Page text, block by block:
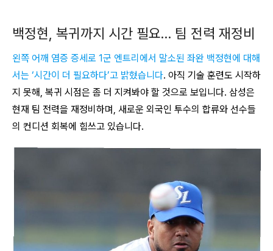
백정현, 복귀까지 시간 필요… 팀 전력 재정비
왼쪽 어깨 염증 증세로 1군 엔트리에서 말소된 좌완 백정현에 대해
서는 ‘시간이 더 필요하다’고 밝혔습니다. 아직 기술 훈련도 시작하
지 못해, 복귀 시점은 좀 더 지켜봐야 할 것으로 보입니다. 삼성은
현재 팀 전력을 재정비하며, 새로운 외국인 투수의 합류와 선수들
의 컨디션 회복에 힘쓰고 있습니다.